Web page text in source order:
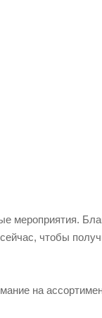
мероприятия.
чтобы
на